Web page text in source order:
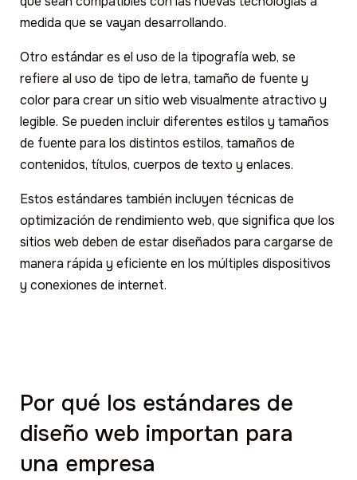
medida que se vayan desarrollando.
Otro estándar es el uso de la tipografía web, se
refiere al uso de tipo de letra, tamaño de fuente y
color para crear un sitio web visualmente atractivo y
legible. Se pueden incluir diferentes estilos y tamaños
de fuente para los distintos estilos, tamaños de
contenidos, títulos, cuerpos de texto y enlaces.
Estos estándares también incluyen técnicas de
optimización de rendimiento web, que significa que los
sitios web deben de estar diseñados para cargarse de
manera rápida y eficiente en los múltiples dispositivos
y conexiones de internet.
Por qué los estándares de
diseño web importan para
una empresa